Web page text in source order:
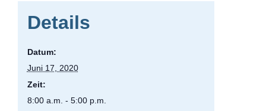
Details
Datum:
Juni 17, 2020
Zeit:
8:00 a.m. - 5:00 p.m.